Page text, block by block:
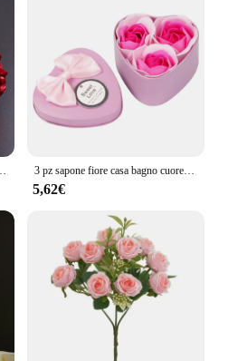
3 pz sapone fiore casa bagno cuore profumato bagno petalo corpo fiore di rosa sapone san valentino decorazione di nozze saponi rosa regalo
5,62€